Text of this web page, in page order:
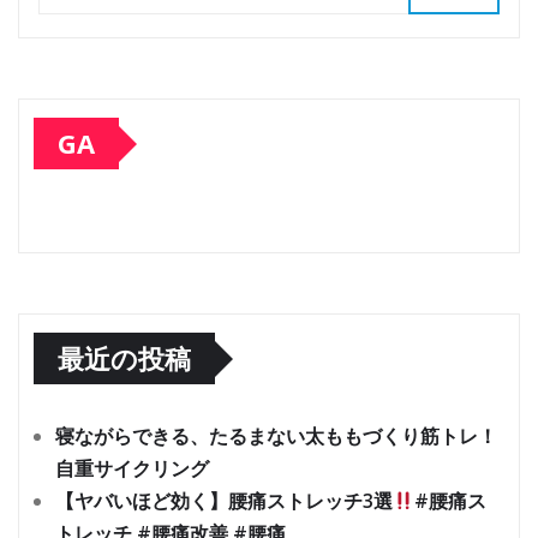
GA
最近の投稿
寝ながらできる、たるまない太ももづくり筋トレ！
自重サイクリング
【ヤバいほど効く】腰痛ストレッチ3選
#腰痛ス